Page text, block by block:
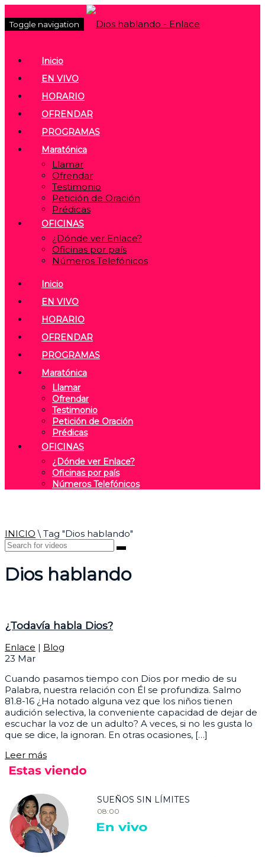
Toggle navigation
Inicio
EN VIVO
HORARIO
OFRENDAR
PROGRAMAS
Maratónica
Llamar
Ofrendar
Testimonio
Petición de Oración
Prédicas
OFICINAS
¿Dónde ver Enlace?
Oficinas por país
Números Telefónicos
Inicio
EN VIVO
HORARIO
OFRENDAR
PROGRAMAS
Maratónica
Llamar
Ofrendar
Testimonio
Petición de Oración
Prédicas
OFICINAS
¿Dónde ver Enlace?
Oficinas por país
Números Telefónicos
INICIO \ Tag "Dios hablando"
Dios hablando
¿Todavía habla Dios?
Enlace | Blog
23 Mar
Cuando pasamos tiempo con Dios por medio de su
Palabra, nuestra relación con Él se profundiza. Salmo
81.8-16 ¿Ha notado alguna vez que los niños tienen
audición selectiva, la conveniente capacidad de dejar de
escuchar la voz de un adulto? A veces, si no les gusta lo
que se dice, la ignoran. En otras ocasiones, […]
Leer más